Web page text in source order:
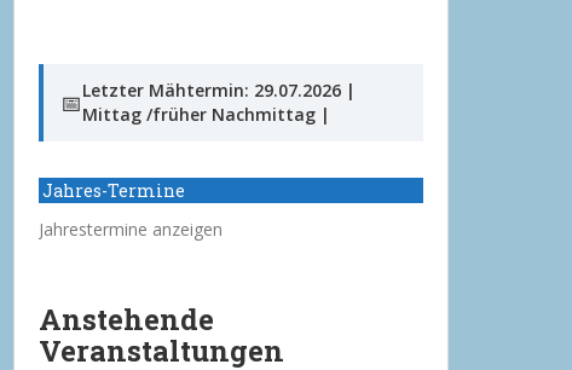
📅Letzter Mähtermin: 29.07.2026 |
Mittag /früher Nachmittag |
Jahres-Termine
Jahrestermine anzeigen
Anstehende
Veranstaltungen